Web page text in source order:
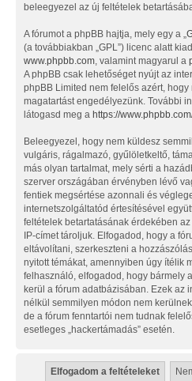
beleegyezel az új feltételek
A fórumot a phpBB hajtja, mely egy a „
(a továbbiakban „GPL”) licenc alatt
www.phpbb.com , valamint magyarul a
A phpBB csak lehetőséget nyújt az
phpBB Limited nem felelős azért,
magatartást engedélyezünk. További
látogasd meg a https://
Beleegyezel, hogy nem küldesz
vulgáris, rágalmazó, gyűlöletkeltő,
más olyan tartalmat, mely sérti a
szerver országában érvényben lévő
fentiek megsértése azonnali és
internetszolgáltatód értesítésével
feltételek betartatásának érdekében
IP-címet tároljuk. Elfogadod, hogy a
eltávolítani, szerkeszteni a
nyitott témákat, amennyiben úgy ítélik
felhasználó, elfogadod, hogy bármely
kerül a fórum adatbázisában. Ezek az
nélkül semmilyen módon nem
de a fórum fenntartói nem tudnak
esetleges „hackertámadás” esetén.